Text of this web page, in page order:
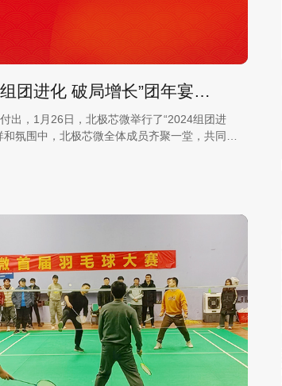
北极芯微“2024组团进化 破局增长”团年宴圆满举行
出，1月26日，北极芯微举行了“2024组团进
氛围中，北极芯微全体成员齐聚一堂，共同庆